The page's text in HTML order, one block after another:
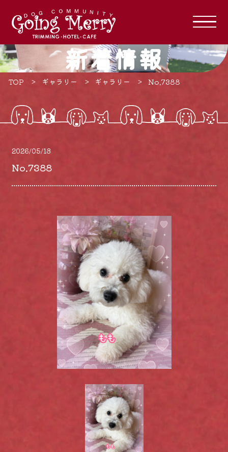
新着情報
TOP ギャラリー ギャラリー No.7388
2026/05/18
No.7388